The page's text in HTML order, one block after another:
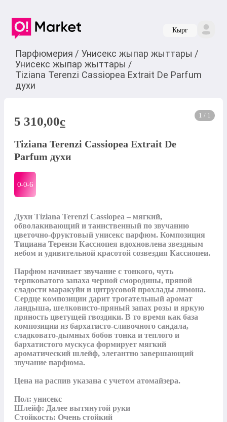
Кырг
Парфюмерия / Унисекс жыпар жыттары /
Унисекс жыпар жыттары /
Tiziana Terenzi Cassiopea Extrait De Parfum
духи
1 / 1
5 310,00c
Tiziana Terenzi Cassiopea Extrait De
Parfum духи
0-0-6
Духи Tiziana Terenzi Cassiopea – мягкий,
обволакивающий и таинственный по звучанию
цветочно-фруктовый унисекс парфюм. Композиция
Тициана Терензи Кассиопея вдохновлена звездным
небом и удивительной красотой созвездия Кассиопеи.
Парфюм начинает звучание с тонкого, чуть
терпковатого запаха черной смородины, пряной
сладости маракуйи и цитрусовой прохлады лимона.
Сердце композиции дарит трогательный аромат
ландыша, шелковисто-пряный запах розы и яркую
пряность цветущей гвоздики. В то время как база
композиции из бархатисто-сливочного сандала,
сладковато-дымных бобов тонка и теплого и
бархатистого мускуса формирует мягкий
ароматический шлейф, элегантно завершающий
звучание парфюма.
Цена на распив указана с учетом атомайзера.
Пол: унисекс
Шлейф: Далее вытянутой руки
Стойкость: Очень стойкий